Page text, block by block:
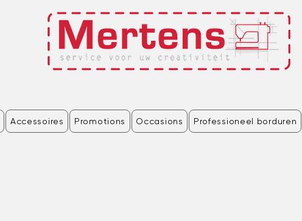
Accessoires Promotions Occasions Professioneel borduren